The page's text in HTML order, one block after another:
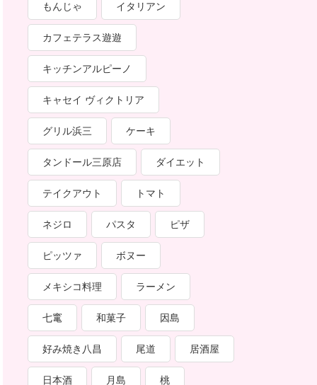
もんじゃ イタリアン
カフェテラス遊遊
キッチンアルピーノ
キャセイ ヴィクトリア
グリル浜三 ケーキ
タンドール三原店 ダイエット
テイクアウト トマト
ネジロ パスタ ピザ
ピッツァ ボヌー
メキシコ料理 ラーメン
七竃 和菓子 因島
好み焼き八昌 尾道 居酒屋
日本酒 月島 桃